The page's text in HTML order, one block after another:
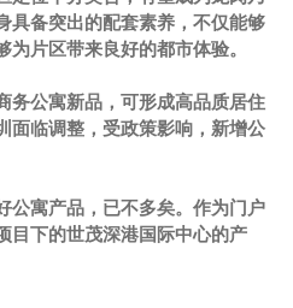
具备突出的配套素养，不仅能够
片区带来良好的都市体验。
务公寓新品，可形成高品质居住
面临调整，受政策影响，新增公
公寓产品，已不多矣。作为门户
目下的世茂深港国际中心的产